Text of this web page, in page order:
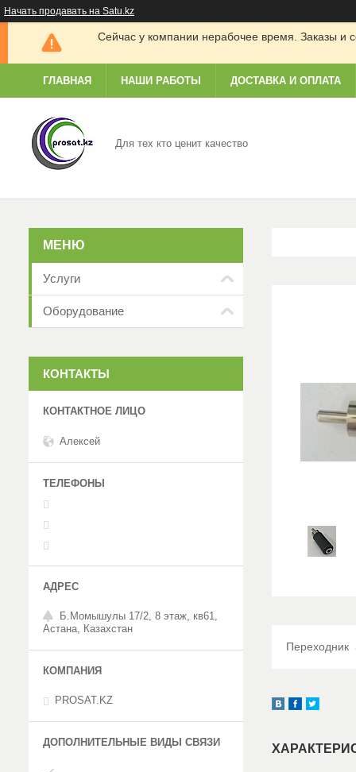
Начать продавать на Satu.kz
Сейчас у компании нерабочее время. Заказы и
ГЛАВНАЯ НАШИ РАБОТЫ ДОСТАВКА И ОПЛАТА
Для тех кто ценит качество
Переходник
Услуги
Оборудование
КОНТАКТЫ
Алексей
Б.Момышулы 17/2, 8 этаж, кв61,
Астана, Казахстан
PROSAT.KZ